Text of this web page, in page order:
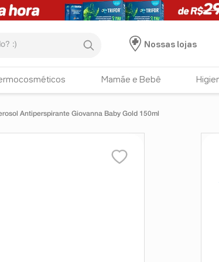
Nossas lojas
Mamãe e Bebê
Antiperspirante Giovanna Baby Gold 150ml